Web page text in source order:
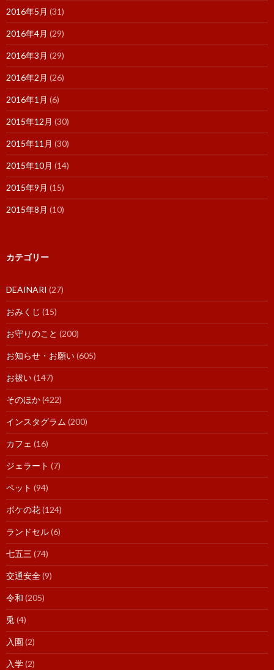
2016年5月 (31)
2016年4月 (29)
2016年3月 (29)
2016年2月 (26)
2016年1月 (6)
2015年12月 (30)
2015年11月 (30)
2015年10月 (14)
2015年9月 (15)
2015年8月 (10)
カテゴリー
DEAINARI (27)
おみくじ (15)
お守りのこと (200)
お知らせ・お願い(605)
お祓い(147)
そのほか(422)
インスタグラム (200)
カフェ (16)
ジェラート (7)
ペット (94)
ボケの花(124)
ランドセル(6)
七五三 (74)
交通安全(9)
令和 (205)
兎 (4)
入園 (2)
入学(2)